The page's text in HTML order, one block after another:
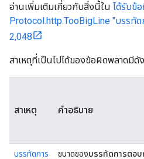
อ่านเพิ่มเติมเกี่ยวกับสิ่งนี้ใน ได้รับข้
Protocol.http.TooBigLine "บรรทั
2,048
สาเหตุที่เป็นไปได้ของข้อผิดพลาดมีดั
สาเหตุ คำอธิบาย
บรรทัดการ
ขนาดของบรรทัดการตอ